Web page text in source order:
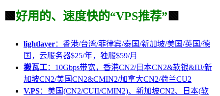
🟩 好用的、速度快的“VPS推荐” 🟩
lightlayer：香港/台湾/菲律宾/泰国/新加坡/美国/英国/德
国，云服务器$25/年，独服$59/月
搬瓦工：10Gbps带宽，香港CN2/日本CN2&软银&IIJ/新
加坡CN2/美国CN2&CMIN2/加拿大CN2/荷兰CU2
V.PS：美国(CN2/CUII/CMIN2)、新加坡CN2、日本(软